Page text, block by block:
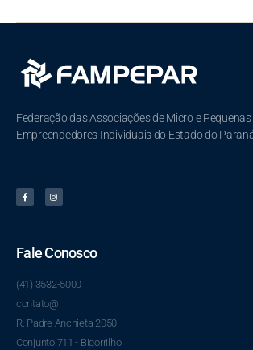
Federação das Associações de Micro e
Empreendedores Individuais do Estado do
Fale Conosco
(41) 3532-5000
contato@
R. Padre Anchieta 2050
Conjunto 711 - Bigorrilho